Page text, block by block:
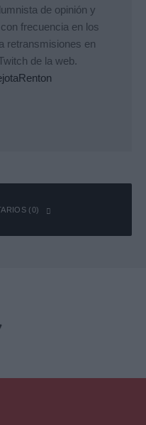
de opinión y
frecuencia en los
retransmisiones en
de la web.
(0)
publicada.